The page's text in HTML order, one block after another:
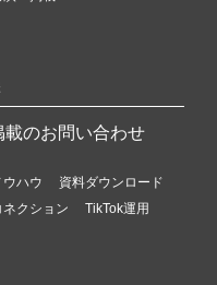
載のお問い合わせ
ハウ
資料ダウンロード
クション
TikTok運用